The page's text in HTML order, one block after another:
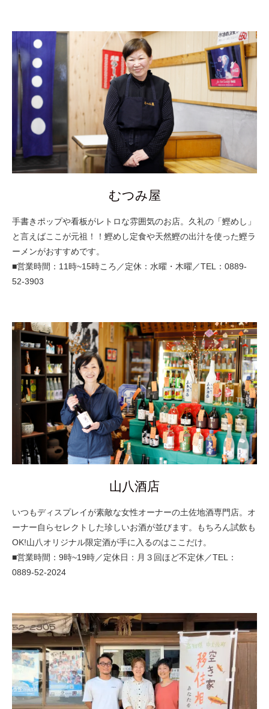
むつみ屋
手書きポップや看板がレトロな雰囲気のお店。久礼の「鰹めし」
と言えばここが元祖！！鰹めし定食や天然鰹の出汁を使った鰹ラ
ーメンがおすすめです。
■営業時間：11時~15時ころ／定休：水曜・木曜／TEL：0889-
52-3903
山八酒店
いつもディスプレイが素敵な女性オーナーの土佐地酒専門店。オ
ーナー自らセレクトした珍しいお酒が並びます。もちろん試飲も
OK!山八オリジナル限定酒が手に入るのはここだけ。
■営業時間：9時~19時／定休日：月３回ほど不定休／TEL：
0889-52-2024